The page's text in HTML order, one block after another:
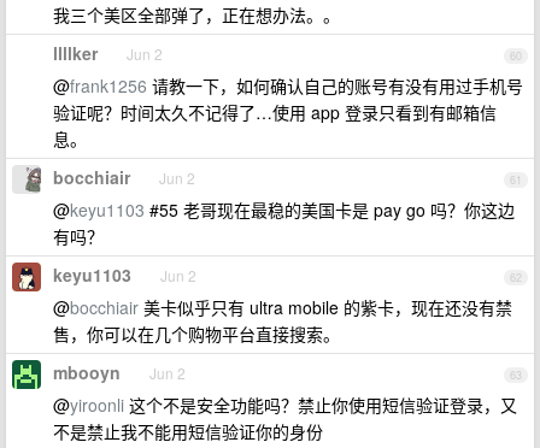
我三个美区全部弹了，正在想办法。。
60
llllker Jun 2
@frank1256 请教一下，如何确认自己的账号有没有用过手机号
验证呢？时间太久不记得了…使用 app 登录只看到有邮箱信
息。
61
bocchiair Jun 2
@keyu1103 #55 老哥现在最稳的美国卡是 pay go 吗？你这边
有吗？
62
keyu1103 Jun 2
@bocchiair 美卡似乎只有 ultra mobile 的紫卡，现在还没有禁
售，你可以在几个购物平台直接搜索。
63
mbooyn Jun 2
@yiroonli 这个不是安全功能吗？禁止你使用短信验证登录，又
不是禁止我不能用短信验证你的身份